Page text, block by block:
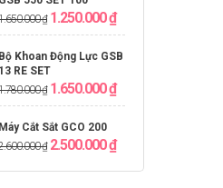
₫ 1.250.000₫
Bộ Khoan Động Lực GSB
13 RE SET
₫ 1.650.000₫
Máy Cắt Sắt GCO 200
₫ 2.500.000₫